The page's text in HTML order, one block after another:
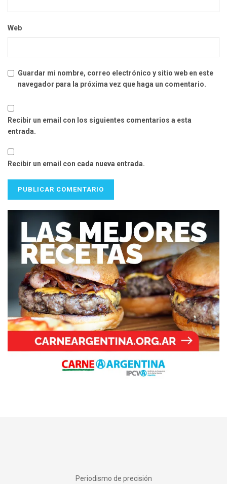
Web
Guardar mi nombre, correo electrónico y sitio web en este
navegador para la próxima vez que haga un comentario.
Recibir un email con los siguientes comentarios a esta
entrada.
Recibir un email con cada nueva entrada.
Periodismo de precisión